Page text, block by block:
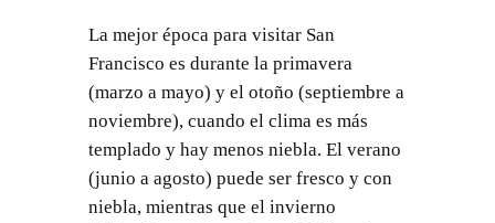
La mejor época para visitar San
Francisco es durante la primavera
(marzo a mayo) y el otoño (septiembre a
noviembre), cuando el clima es más
templado y hay menos niebla. El verano
(junio a agosto) puede ser fresco y con
niebla, mientras que el invierno